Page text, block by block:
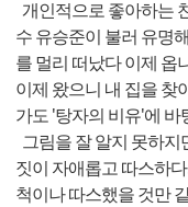
개인적으로 좋아하는
수 유승준이 불러 유명
를 멀리 떠났다 이제 옵
이제 왔으니 내 집을 찾
가도 '탕자의 비유'에 바
그림을 잘 알지 못하지
짓이 자애롭고 따스하
척이나 따스했을 것만